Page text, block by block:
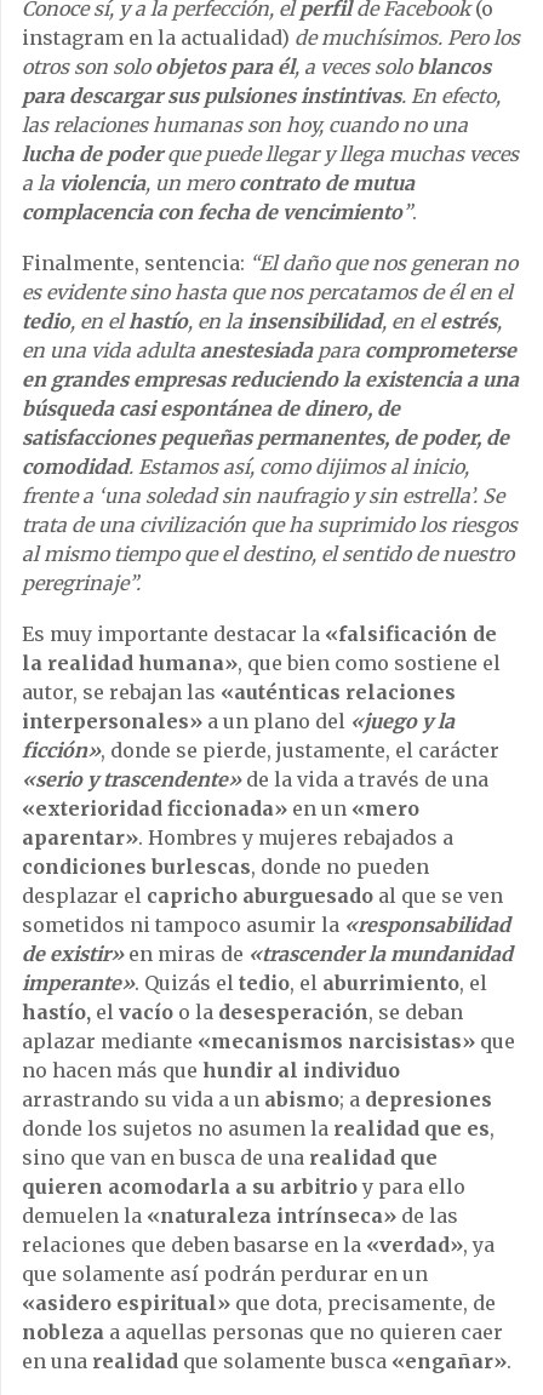
Conoce sí, y a la perfección, el perfilde Facebook(o
instagram en la actualidad) de muchísimos. Pero los
otros son solo objetos para él, a veces soloblancos
para descargar sus pulsiones instintivas. En efecto,
las relaciones humanas son hoy, cuando no una
lucha de poderque puede llegar y llega muchas veces
a la violencia, un mero contrato de mutua
complacencia con fecha de vencimiento”.
Finalmente, sentencia: “El daño que nos generan no
es evidente sino hasta que nos percatamos de él en el
tedio, en el hastío, en la insensibilidad, en elestrés,
en una vida adulta anestesiada para comprometerse
en grandes empresas reduciendo la existencia a una
búsqueda casi espontánea de dinero, de
satisfacciones pequeñas permanentes, de poder, de
comodidad. Estamos así, como dijimos al inicio,
frente a ‘una soledad sin naufragio y sin estrella’. Se
trata de una civilización que ha suprimido los riesgos
al mismo tiempo que el destino, el sentido de nuestro
peregrinaje”.
Es muy importante destacar la «falsificación de
la realidad humana», que bien como sostiene el
autor, se rebajan las «auténticas relaciones
interpersonales» a un plano del «juego y la
ficción», donde se pierde, justamente, el carácter
«serio y trascendente»de la vida a través de una
«exterioridad ficcionada» en un «mero
aparentar». Hombres y mujeres rebajados a
condiciones burlescas, donde no pueden
desplazar el capricho aburguesado al que se ven
sometidos ni tampoco asumir la «responsabilidad
de existir»en miras de «trascender la mundanidad
imperante». Quizás el tedio, el aburrimiento, el
hastío, el vacío o la desesperación, se deban
aplazar mediante «mecanismos narcisistas» que
no hacen más que hundir al individuo
arrastrando su vida a un abismo; a depresiones
donde los sujetos no asumen la realidad que es,
sino que van en busca de una realidad que
quieren acomodarla a su arbitrioy para ello
demuelen la «naturaleza intrínseca» de las
relaciones que deben basarse en la «verdad», ya
que solamente así podrán perdurar en un
«asidero espiritual» que dota, precisamente, de
nobleza a aquellas personas que no quieren caer
en una realidad que solamente busca «engañar».